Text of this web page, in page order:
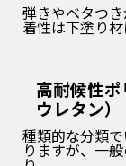
弾きやベタつ
着性は下塗り材
高耐候性
ウレタン）
種類的な分類
りますが、一